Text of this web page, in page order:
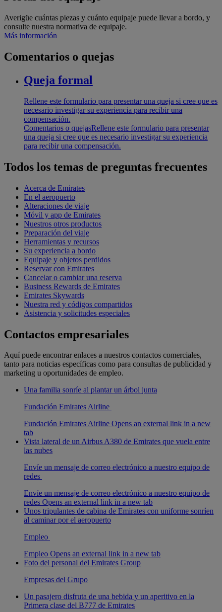
Averigüe cuántas piezas y cuánto equipaje puede llevar a bordo, y
consulte nuestra normativa de equipaje.
Más información
Comentarios o quejas
Queja formal
Rellene este formulario para presentar una queja si cree que es
necesario investigar su experiencia para recibir una
compensación.
Comentarios o quejasRellene este formulario para presentar
una queja si cree que es necesario investigar su experiencia
para recibir una compensación.
Todos los temas de preguntas frecuentes
Acerca de Emirates
En el aeropuerto
Alteraciones de viaje
Móvil y app de Emirates
Nuestros otros productos
Preparación del viaje
Herramientas y recursos
Su experiencia a bordo
Equipaje y objetos perdidos
Reservar con Emirates
Cancelar o cambiar una reserva
Business Rewards de Emirates
Emirates Skywards
Nuestra red y códigos compartidos
Asistencia y solicitudes especiales
Contactos empresariales
Aquí puede encontrar enlaces a nuestros contactos comerciales,
tanto para noticias específicas como para consultas de publicidad y
marketing u oportunidades de empleo.
Una familia sonríe al plantar un árbol junta
Fundación Emirates Airline
Fundación Emirates Airline Opens an external link in a new
tab
Vista lateral de un Airbus A380 de Emirates que vuela entre
las nubes
Envíe un mensaje de correo electrónico a nuestro equipo de
redes
Envíe un mensaje de correo electrónico a nuestro equipo de
redes Opens an external link in a new tab
Unos tripulantes de cabina de Emirates con uniforme sonríen
al caminar por el aeropuerto
Empleo
Empleo Opens an external link in a new tab
Foto del personal del Emirates Group
Empresas del Grupo
Un pasajero disfruta de una bebida y un aperitivo en la
Primera clase del B777 de Emirates